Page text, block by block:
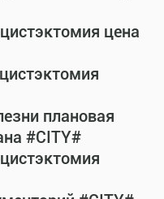
цена
плановая
#CITY#